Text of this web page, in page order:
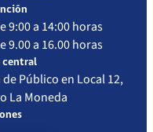
9:00 a 14:00 horas
9.00 a 16.00 horas
central
Público en Local 12,
La Moneda